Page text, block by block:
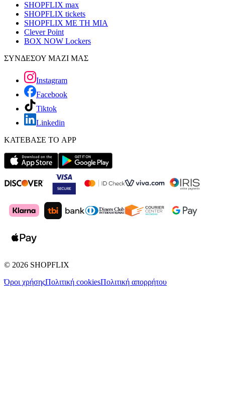
SHOPFLIX max
SHOPFLIX tickets
SHOPFLIX ΜΕ ΤΗ ΜΙΑ
Clever Point
BOX NOW Lockers
ΣΥΝΔΕΣΟΥ ΜΑΖΙ ΜΑΣ
Instagram
Facebook
Tiktok
Linkedin
ΚΑΤΕΒΑΣΕ ΤΟ APP
© 2026 SHOPFLIX
Όροι χρήσηςΠολιτική cookiesΠολιτική απορρήτου